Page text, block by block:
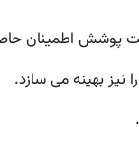
پوشش اطمینان
نیز بهینه می سازد.